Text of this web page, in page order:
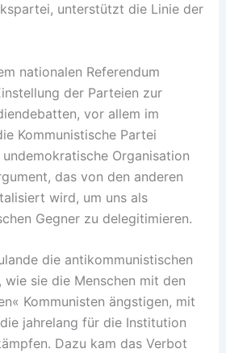
unterstützt die Linie der
nationalen Referendum
der Parteien zur
vor allem im
Kommunistische Partei
Organisation
das von den anderen
wird, um uns als
Gegner zu delegitimieren.
die antikommunistischen
sie die Menschen mit den
Kommunisten ängstigen, mit
jahrelang für die Institution
Dazu kam das Verbot